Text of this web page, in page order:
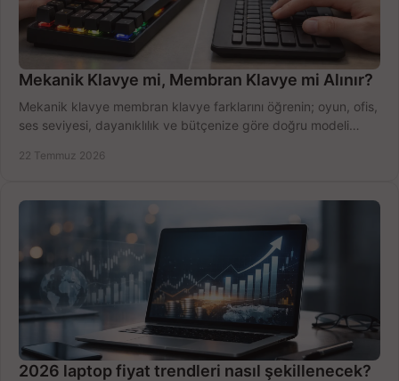
Mekanik Klavye mi, Membran Klavye mi Alınır?
Mekanik klavye membran klavye farklarını öğrenin; oyun, ofis,
ses seviyesi, dayanıklılık ve bütçenize göre doğru modeli
22 Temmuz 2026
2026 laptop fiyat trendleri nasıl şekillenecek?